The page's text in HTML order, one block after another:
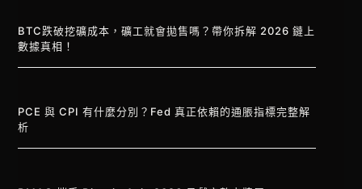
BTC跌破挖礦成本，礦工就會拋售嗎？帶你拆解 2026 鏈上
數據真相！
PCE 與 CPI 有什麼分別？Fed 真正依賴的通脹指標完整解
析